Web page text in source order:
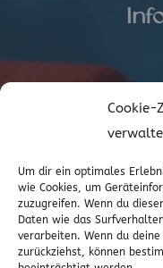
Cookie-
Um dir ein optimales
wie Cookies, um
zuzugreifen. Wenn du
Daten wie das
verarbeiten. Wenn du
zurückziehst, können
Wr.